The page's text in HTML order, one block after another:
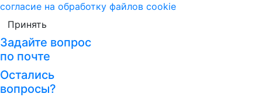
согласие на обработку файлов cookie
Принять
Задайте вопрос
по почте
Остались
вопросы?